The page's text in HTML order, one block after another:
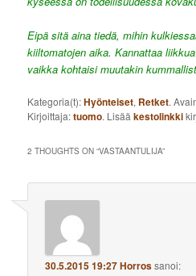
Eipä sitä aina tiedä, mihin
kiiltomatojen aika. Kannattaa
vaikka kohtaisi muutakin
Kategoria(t):Hyönteiset, Retket.
Kirjoittaja:tuomo. Lisääkestolinkki
2 THOUGHTS ON “VASTAANTULIJA”
30.5.2015 19:27Horrossanoi: